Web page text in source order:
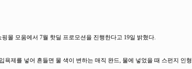
몰 모움에서 7월 핫딜 프로모션을 진행한다고 19일 밝혔다.
제를 넣어 흔들면 물 색이 변하는 매직 완드, 물에 넣었을 때 스펀지 인형